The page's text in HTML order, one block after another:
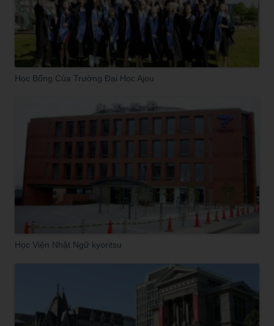
Học Bổng Của Trường Đại Học Ajou
Học Viện Nhật Ngữ kyoritsu